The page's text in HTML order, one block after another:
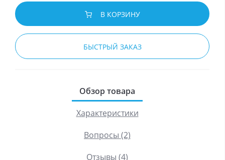
В КОРЗИНУ
БЫСТРЫЙ ЗАКАЗ
Обзор товара
Характеристики
Вопросы (2)
Отзывы (4)